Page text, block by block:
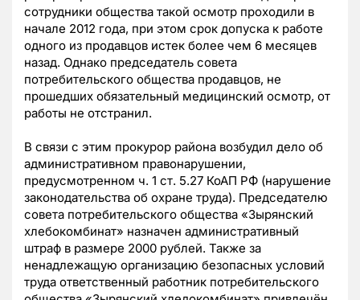
сотрудники общества такой осмотр проходили в
начале 2012 года, при этом срок допуска к работе
одного из продавцов истек более чем 6 месяцев
назад. Однако председатель совета
потребительского общества продавцов, не
прошедших обязательный медицинский осмотр, от
работы не отстранил.
В связи с этим прокурор района возбудил дело об
административном правонарушении,
предусмотренном ч. 1 ст. 5.27 КоАП РФ (нарушение
законодательства об охране труда). Председателю
совета потребительского общества «Зырянский
хлебокомбинат» назначен административный
штраф в размере 2000 рублей. Также за
ненадлежащую организацию безопасных условий
труда ответственный работник потребительского